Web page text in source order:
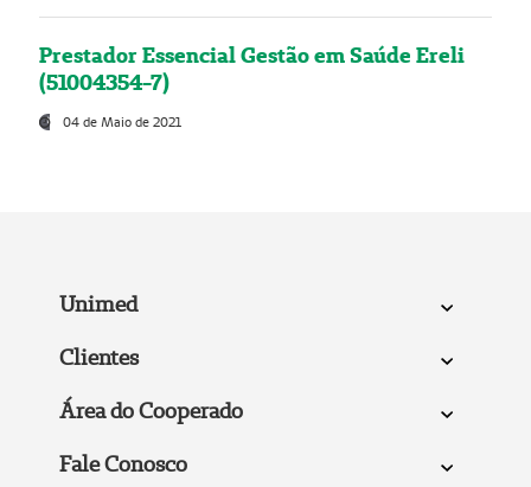
Prestador Essencial Gestão em Saúde Ereli
(51004354-7)
04 de Maio de 2021
Unimed
Clientes
Área do Cooperado
Fale Conosco